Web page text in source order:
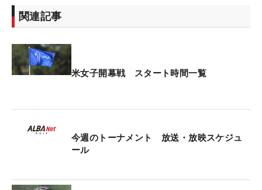
らのシーズンが楽しみだし、願わくば、ずっとメガ
ネを外したままでいたいよね」。
コンタクトに変えてから、その効果をすでに実感し
ている。「（グリーン上の）ラインを読むときも、
なった気がする」。アプローチやグリーン上で視野
が広がり、ラインがより明確に見えるようになった
関連記事
米女子開幕戦 スタート時間一覧
今週のトーナメント 放送・放映スケジュ
ール